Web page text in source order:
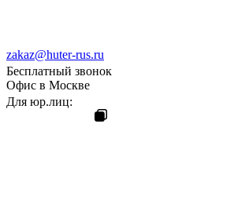
zakaz@huter-rus.ru
Бесплатный звонок
Офис в Москве
Для юр.лиц: